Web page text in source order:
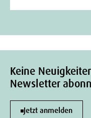
Keine
Newsletter
Jetzt anmelden